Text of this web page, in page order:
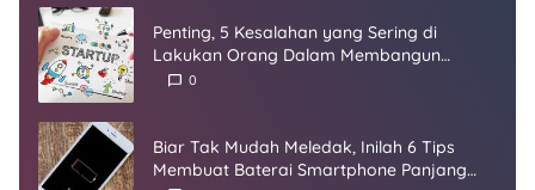
Penting, 5 Kesalahan yang Sering di
Lakukan Orang Dalam Membangun
Startup
0
Biar Tak Mudah Meledak, Inilah 6 Tips
Membuat Baterai Smartphone Panjang